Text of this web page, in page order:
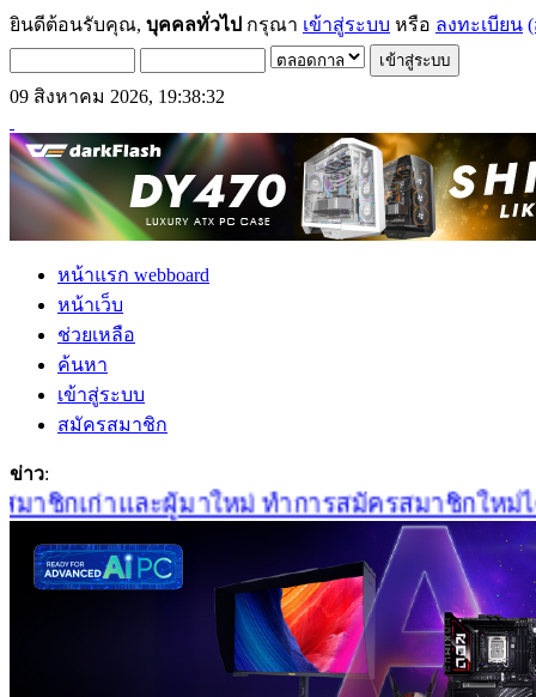
ยินดีต้อนรับคุณ, บุคคลทั่วไป กรุณา เข้าสู่ระบบ หรือ ลงทะเบียน
09 สิงหาคม 2026, 19:38:32
หน้าแรก webboard
หน้าเว็บ
ช่วยเหลือ
ค้นหา
เข้าสู่ระบบ
สมัครสมาชิก
ข่าว:
ชิกเก่าและผู้มาใหม่ ทำการสมัครสมาชิกใหม่ได้